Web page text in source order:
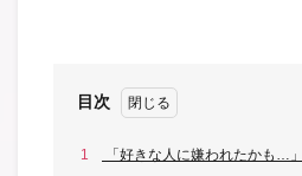
目次
1 「好きな人に嫌われたかも…